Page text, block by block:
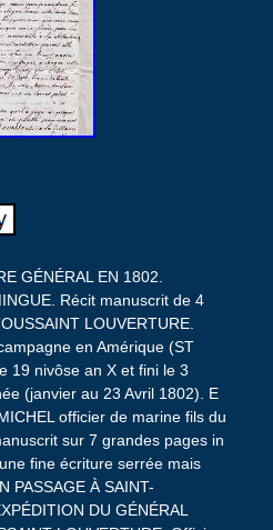
GÉNÉRAL EN 1802.
Récit manuscrit de 4
LOUVERTURE.
en Amérique (ST
19 nivôse an X et fini le 3
(janvier au 23 Avril 1802). E
officier de marine fils du
sur 7 grandes pages in
fine écriture serrée mais
PASSAGE À SAINT-
DU GÉNÉRAL